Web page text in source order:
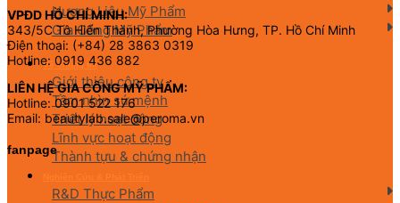
Hương Liệu Mỹ Phẩm
Gia Công Mỹ Phẩm
Về chúng tôi
Giới thiệu công ty
Tầm nhìn sứ mệnh
Triết lý hoạt động
Lĩnh vực hoạt động
Thành tựu & chứng nhận
R&D Thực Phẩm
VPĐD HỒ CHÍ MINH:
343/5C Tô Hiến Thành, Phường Hòa Hưng, TP. Hồ Chí Minh
Điện thoại: (+84) 28 3863 0319
Hotline: 0919 436 882
LIÊN HỆ GIA CÔNG MỸ PHẨM:
Hotline: 0901 522 176
Email: beautylab.sale@peroma.vn
fanpage